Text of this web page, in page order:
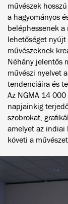
művészek
a hagyományos
beléphessenek
lehetőséget
művészeknek
Néhány jelentős
művészi nyelvet
tendenciáira és
Az NGMA 14
napjainkig
szobrokat,
amelyet az indiai
követi a